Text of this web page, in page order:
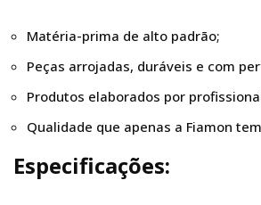
Matéria-prima de alto padrão;
Peças arrojadas, duráveis e com
Produtos elaborados por
Qualidade que apenas a Fiamon
Especificações: